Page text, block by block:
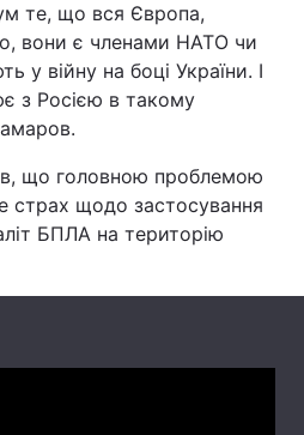
Погода
Регіони
Вакансії
те, що вся Європа,
вони є членами НАТО чи
у війну на боці України. І
з Росією в такому
що головною проблемою
страх щодо застосування
БПЛА на територію